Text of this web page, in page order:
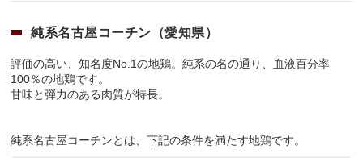
純系名古屋コーチン（愛知県）
評価の高い、知名度No.1の地鶏。純系の名の通り、血液百分率
100％の地鶏です。
甘味と弾力のある肉質が特長。
純系名古屋コーチンとは、下記の条件を満たす地鶏です。